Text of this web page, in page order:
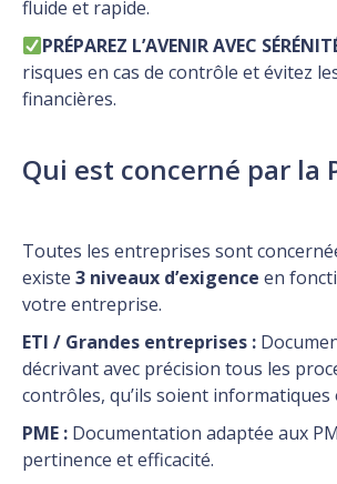
fluide et rapide.
PRÉPAREZ L’AVENIR AVEC
risques en cas de contrôle et évitez
financières.
Qui est concerné par la
Toutes les entreprises sont
existe 3 niveaux d’exigence en
votre entreprise.
ETI / Grandes entreprises :
décrivant avec précision tous les
contrôles, qu’ils soient informatiques
PME : Documentation adaptée aux
pertinence et efficacité.